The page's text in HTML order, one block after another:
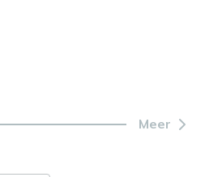
Meer